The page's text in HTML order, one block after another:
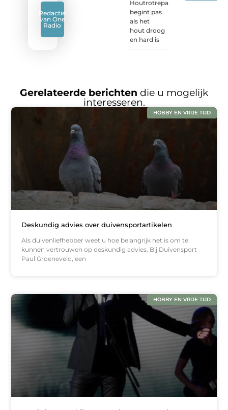
Redactie
van One
Radio
Houtrotreparatie
begint pas
als het
hout droog
en hard is
Gerelateerde berichten die u mogelijk
interesseren.
HOBBY EN VRIJE TIJD
Deskundig advies over duivensportartikelen
Als duivenliefhebber weet u hoe belangrijk het is om te
kunnen vertrouwen op deskundig advies. Bij Duivensport
Paul Groeneveld, een
HOBBY EN VRIJE TIJD